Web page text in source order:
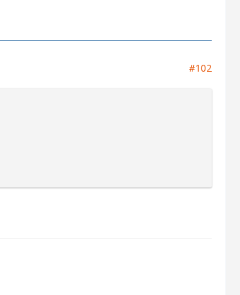
#102